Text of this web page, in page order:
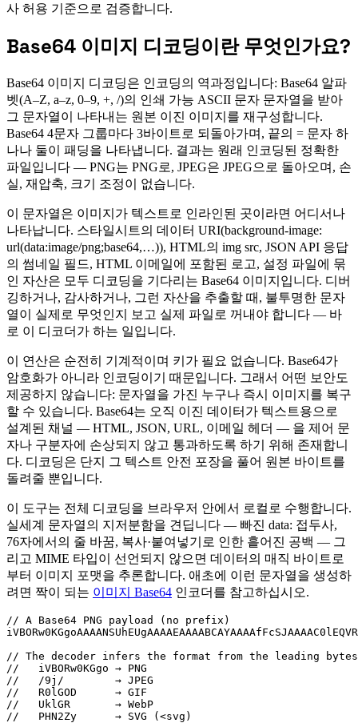
사 허용 기준으로 검증합니다.
Base64 이미지 디코딩이란 무엇인가요?
Base64 이미지 디코딩은 인코딩의 역과정입니다: Base64 알파
벳(A–Z, a–z, 0–9, +, /)의 인쇄 가능 ASCII 문자 문자열을 받아
그 문자열이 나타내는 원본 이진 이미지를 재구성합니다.
Base64 4문자 그룹마다 3바이트로 되돌아가며, 끝의 = 문자 하
나나 둘이 패딩을 나타냅니다. 결과는 원래 인코딩된 정확한
파일입니다 — PNG는 PNG로, JPEG은 JPEG으로 돌아오며, 손
실, 재압축, 크기 조정이 없습니다.
이 문자열은 이미지가 텍스트로 인라인된 곳이라면 어디서나
나타납니다. 스타일시트의 데이터 URI(background-image:
url(data:image/png;base64,…)), HTML의 img src, JSON API 응답
의 썸네일 필드, HTML 이메일에 포함된 로고, 설정 파일에 묶
인 자산은 모두 디코딩을 기다리는 Base64 이미지입니다. 디버
깅하거나, 감사하거나, 그런 자산을 추출할 때, 불투명한 문자
열이 실제로 무엇인지 보고 실제 파일로 꺼내야 합니다 — 바
로 이 디코더가 하는 일입니다.
이 연산은 순전히 기계적이며 키가 필요 없습니다. Base64가
암호화가 아니라 인코딩이기 때문입니다. 그래서 어떤 보안도
제공하지 않습니다: 문자열을 가진 누구나 즉시 이미지를 복구
할 수 있습니다. Base64는 오직 이진 데이터가 텍스트용으로
설계된 채널 — HTML, JSON, URL, 이메일 헤더 — 을 제어 문
자나 구분자에 손상되지 않고 통과하도록 하기 위해 존재합니
다. 디코딩은 단지 그 텍스트 안전 포장을 풀어 원본 바이트를
돌려줄 뿐입니다.
이 도구는 전체 디코딩을 브라우저 안에서 로컬로 수행합니다.
실세계 문자열의 지저분함을 견딥니다 — 빠진 data: 접두사,
76자에서의 줄 바꿈, 복사·붙여넣기로 인한 흩어진 공백 — 그
리고 MIME 타입이 선언되지 않으면 데이터의 매직 바이트로
부터 이미지 포맷을 추론합니다. 애초에 이런 문자열을 생성하
려면 짝이 되는 이미지 Base64 인코더를 참고하십시오.
// A Base64 PNG payload (no prefix)
// The decoder infers the format from the leading
//   iVBORw0KGgo → PNG
//   /9j/        → JPEG
//   R0lGOD      → GIF
//   UklGR       → WebP
//   PHN2Zy      → SVG (<svg)